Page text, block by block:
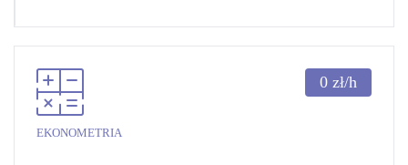
EKONOMETRIA
0 zł/h